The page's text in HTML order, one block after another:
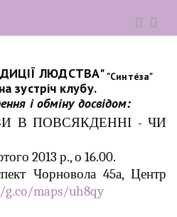
ЛЮДСТВА" "Синте́за"
зустріч клубу.
і обміну досвідом:
В ПОВСЯКДЕННІ - ЧИ
2013 р., о 16.00.
Чорновола 45а, Центр
maps/uh8qy